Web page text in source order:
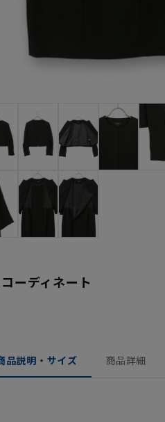
ーディネート
品説明・サイズ 商品詳細